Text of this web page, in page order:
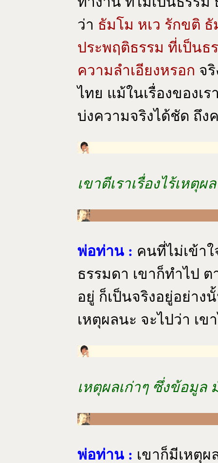
ว่า ธัมโม หเว รักขติ
ประพฤติธรรม ที่เป็นธ
ความลำเอียงหรอก จ
ไทย แม้ในเรื่องของเ
บ่งความจริงได้ชัด ถึง
เขาตีเราเรื่องไร้เหตุ
พ่อท่าน : คนที่ไม่เข้าใ
ธรรมดา เขาก็ทำไป ต
อยู่ ก็เป็นจริงอยู่อย่าง
เหตุผลนะ จะไปว่า เข
เหตุผลเก่าๆ ซึ่งข้อมูล
พ่อท่าน : เขาก็มีเหตุ